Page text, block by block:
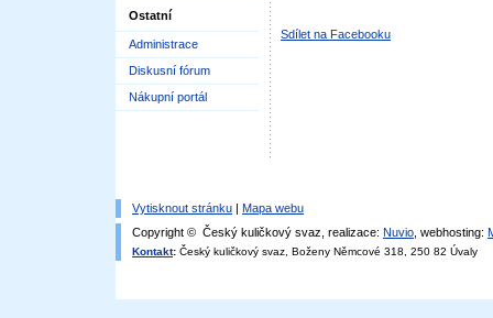
Ostatní
Administrace
Diskusní fórum
Nákupní portál
Sdílet na Facebooku
Vytisknout stránku | Mapa webu
Copyright © Český kuličkový svaz, realizace: Nuvio , webhosting:
Kontakt: Český kuličkový svaz, Boženy Němcové 318, 250 82 Úvaly